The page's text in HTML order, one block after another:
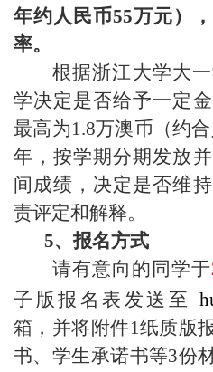
年约人民币55万元）
率。
根据浙江大学大
学决定是否给予一定
最高为1.8万澳币（约
年，按学期分期发放
间成绩，决定是否维
责评定和解释。
5、报名方式
请有意向的同学于
子版报名表发送至
箱，并将附件1纸质版
书、学生承诺书等3份